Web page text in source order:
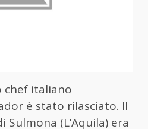
chef italiano
è stato rilasciato. Il
(L’Aquila) era